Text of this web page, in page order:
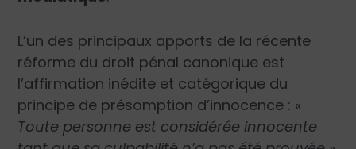
L’un des principaux apports de la récente
réforme du droit pénal canonique est
l’affirmation inédite et catégorique du
principe de présomption d’innocence : «
Toute personne est considérée innocente